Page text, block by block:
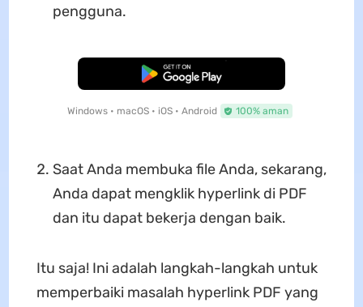
pengguna.
Unduh Gratis
Windows • macOS • iOS • Android 100% aman
Saat Anda membuka file Anda, sekarang,
Anda dapat mengklik hyperlink di PDF
dan itu dapat bekerja dengan baik.
Itu saja! Ini adalah langkah-langkah untuk
memperbaiki masalah hyperlink PDF yang